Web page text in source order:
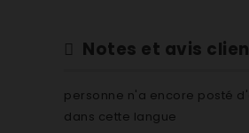
Notes et avis
personne n'a encore posté
dans cette langue